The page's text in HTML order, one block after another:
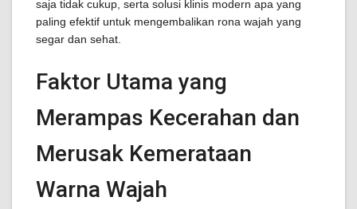
saja tidak cukup, serta solusi klinis modern apa yang
paling efektif untuk mengembalikan rona wajah yang
segar dan sehat.
Faktor Utama yang
Merampas Kecerahan dan
Merusak Kemerataan
Warna Wajah